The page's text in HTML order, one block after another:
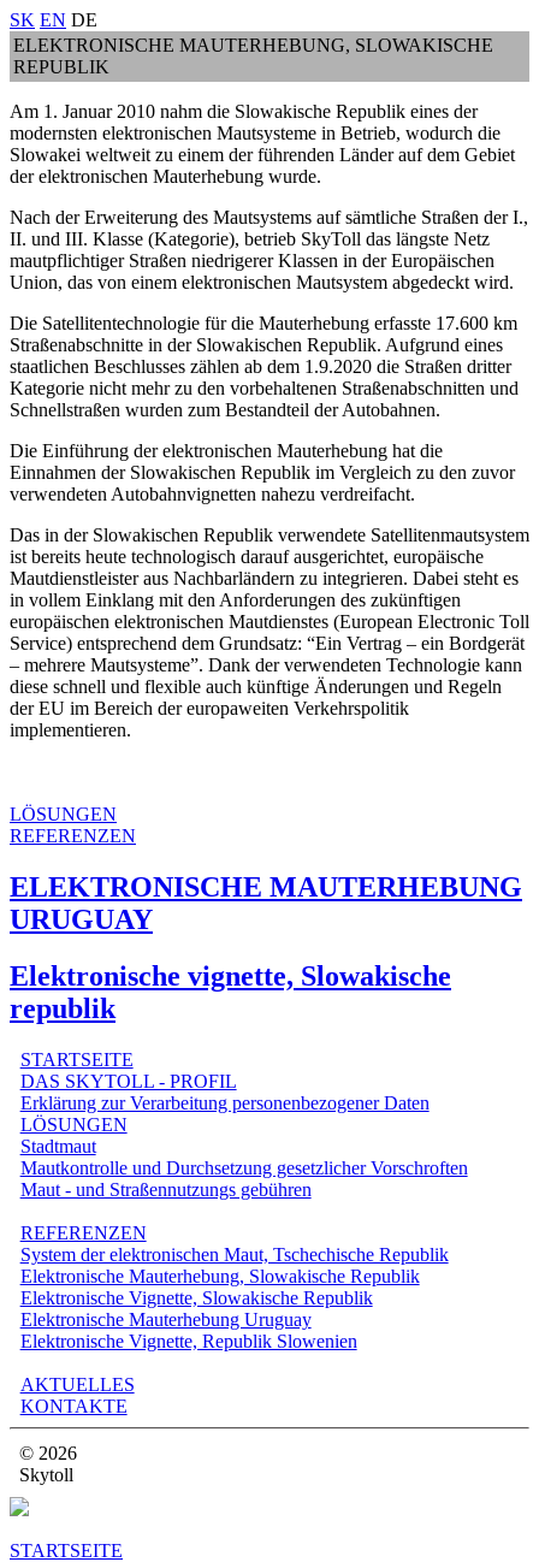
SK EN DE
ELEKTRONISCHE MAUTERHEBUNG, SLOWAKISCHE
REPUBLIK
Am 1. Januar 2010 nahm die Slowakische Republik eines der
modernsten elektronischen Mautsysteme in Betrieb, wodurch die
Slowakei weltweit zu einem der führenden Länder auf dem Gebiet
der elektronischen Mauterhebung wurde.
Nach der Erweiterung des Mautsystems auf sämtliche Straßen der I.,
II. und III. Klasse (Kategorie), betrieb SkyToll das längste Netz
mautpflichtiger Straßen niedrigerer Klassen in der Europäischen
Union, das von einem elektronischen Mautsystem abgedeckt wird.
Die Satellitentechnologie für die Mauterhebung erfasste 17.600 km
Straßenabschnitte in der Slowakischen Republik. Aufgrund eines
staatlichen Beschlusses zählen ab dem 1.9.2020 die Straßen dritter
Kategorie nicht mehr zu den vorbehaltenen Straßenabschnitten und
Schnellstraßen wurden zum Bestandteil der Autobahnen.
Die Einführung der elektronischen Mauterhebung hat die
Einnahmen der Slowakischen Republik im Vergleich zu den zuvor
verwendeten Autobahnvignetten nahezu verdreifacht.
Das in der Slowakischen Republik verwendete Satellitenmautsystem
ist bereits heute technologisch darauf ausgerichtet, europäische
Mautdienstleister aus Nachbarländern zu integrieren. Dabei steht es
in vollem Einklang mit den Anforderungen des zukünftigen
europäischen elektronischen Mautdienstes (European Electronic Toll
Service) entsprechend dem Grundsatz: “Ein Vertrag – ein Bordgerät
– mehrere Mautsysteme”. Dank der verwendeten Technologie kann
diese schnell und flexible auch künftige Änderungen und Regeln
der EU im Bereich der europaweiten Verkehrspolitik
implementieren.
LÖSUNGEN
REFERENZEN
ELEKTRONISCHE MAUTERHEBUNG
URUGUAY
Elektronische vignette, Slowakische
republik
STARTSEITE
DAS SKYTOLL - PROFIL
Erklärung zur Verarbeitung personenbezogener Daten
LÖSUNGEN
Stadtmaut
Mautkontrolle und Durchsetzung gesetzlicher Vorschroften
Maut - und Straßennutzungs gebühren
REFERENZEN
System der elektronischen Maut, Tschechische Republik
Elektronische Mauterhebung, Slowakische Republik
Elektronische Vignette, Slowakische Republik
Elektronische Mauterhebung Uruguay
Elektronische Vignette, Republik Slowenien
AKTUELLES
KONTAKTE
© 2026
Skytoll
STARTSEITE